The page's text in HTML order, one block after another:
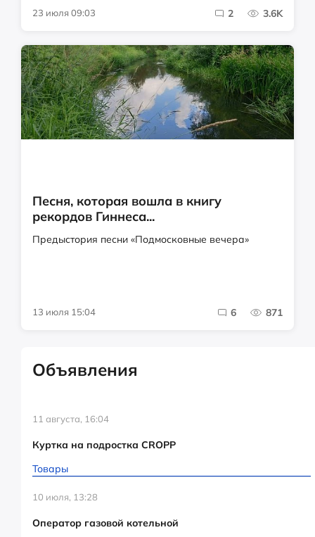
23 июля 09:03 2 3.6K
Песня, которая вошла в книгу
рекордов Гиннеса...
Предыстория песни «Подмосковные вечера»
13 июля 15:04 6 871
Объявления
11 августа, 16:04
Куртка на подростка CROPP
Товары
10 июля, 13:28
Оператор газовой котельной